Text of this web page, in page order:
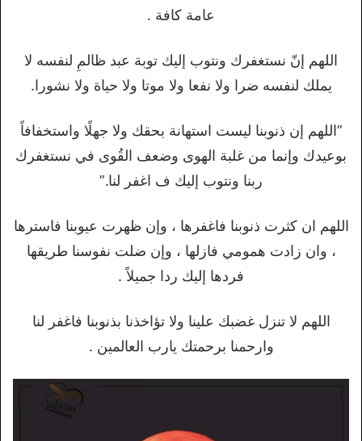
عامة كافة .
اللهم إنّ نستغفرك ونتوب إليك توبة عبد ظالمِ لنفسه لا
يملك لنفسه ضرا ولا نفعا ولا موتا ولا حياة ولا نشورا.
”اللهم إن ذنوبنا ليست استهانة بحقك ولا جهلًا واستخفافاً
بوعيدك وإنما من غلبة الهوى وضعف القُوى في نستغفرك
ربنا ونتوب إليك ف اغفر لنا.”
اللهم ان كثرت ذنوبنا فاغفرها ، وإن ظهرت عيوبنا فاسترها
، وان زادت همومي فازلها ، وإن ضلت نفوسنا طريقها
فردها إليك ردا جميلاً .
اللهم لا تنزل غضبك علينا ولا تؤاخذنا بذنوبنا فاغفر لنا
وارحمنا برحمتك يارب العالمين .